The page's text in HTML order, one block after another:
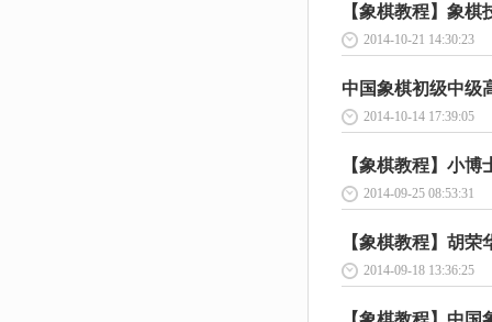
【象棋教程】象棋
2014-10-21 14:30:23
中国象棋初级中级
2014-10-14 17:39:05
【象棋教程】小博
2014-09-25 08:53:31
【象棋教程】胡荣
2014-09-18 13:36:25